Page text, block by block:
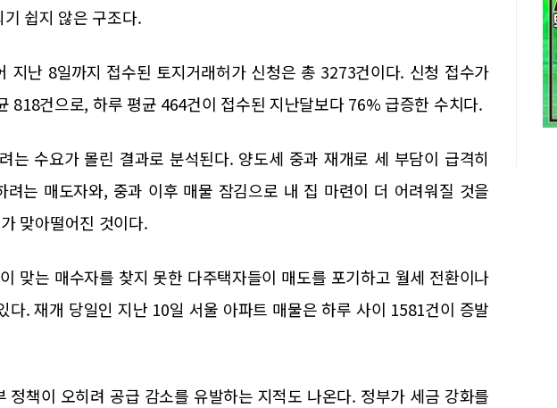
쉽지 않은 구조다.
지난 8일까지 접수된 토지거래허가 신청은 총 3273건이다. 신청 접수가
818건으로, 하루 평균 464건이 접수된 지난달보다 76% 급증한 수치다.
는 수요가 몰린 결과로 분석된다. 양도세 중과 재개로 세 부담이 급격히
려는 매도자와, 중과 이후 매물 잠김으로 내 집 마련이 더 어려워질 것을
맞아떨어진 것이다.
맞는 매수자를 찾지 못한 다주택자들이 매도를 포기하고 월세 전환이나
다. 재개 당일인 지난 10일 서울 아파트 매물은 하루 사이 1581건이 증발
정책이 오히려 공급 감소를 유발하는 지적도 나온다. 정부가 세금 강화를